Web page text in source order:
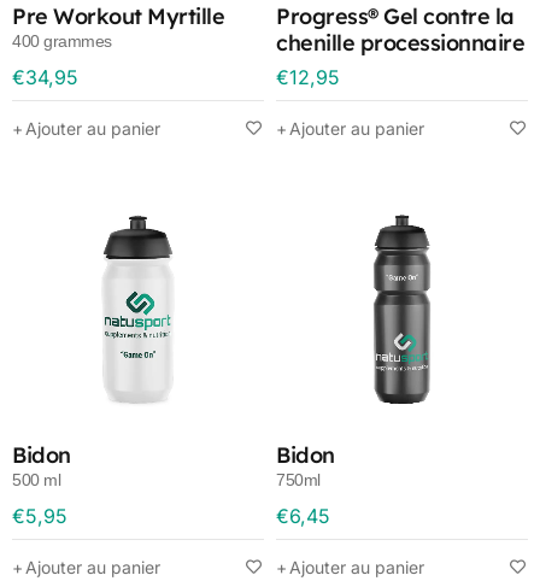
Pre Workout Myrtille
400 grammes
€34,95
Ajouter au panier
Progress® Gel contre la
chenille processionnaire
du chêne
250 ml
€12,95
Ajouter au panier
Bidon
500 ml
€5,95
Ajouter au panier
Bidon
750ml
€6,45
Ajouter au panier